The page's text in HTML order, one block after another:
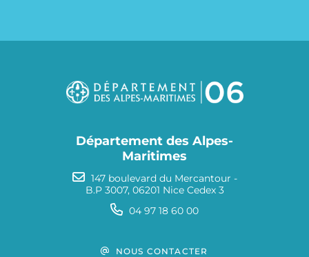
Département des Alpes-
Maritimes
147 boulevard du Mercantour -
B.P 3007, 06201 Nice Cedex 3
04 97 18 60 00
NOUS CONTACTER